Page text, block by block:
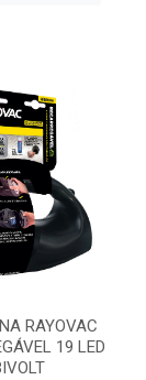
RAYOVAC
19 LED